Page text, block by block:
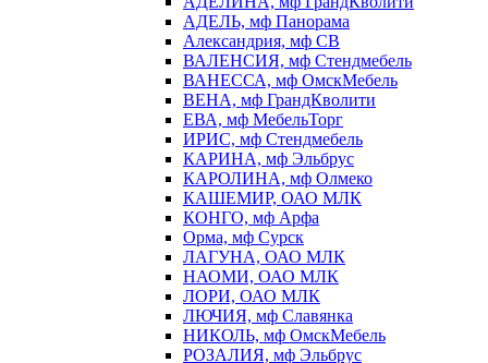
АДЕЛЬ, мф Панорама
Александрия, мф СВ
ВАЛЕНСИЯ, мф Стендмебель
ВАНЕССА, мф ОмскМебель
ВЕНА, мф ГрандКволити
ЕВА, мф МебельТорг
ИРИС, мф Стендмебель
КАРИНА, мф Эльбрус
КАРОЛИНА, мф Олмеко
КАШЕМИР, ОАО МЛК
КОНГО, мф Арфа
Орма, мф Сурск
ЛАГУНА, ОАО МЛК
НАОМИ, ОАО МЛК
ЛОРИ, ОАО МЛК
ЛЮЧИЯ, мф Славянка
НИКОЛЬ, мф ОмскМебель
РОЗАЛИЯ, мф Эльбрус